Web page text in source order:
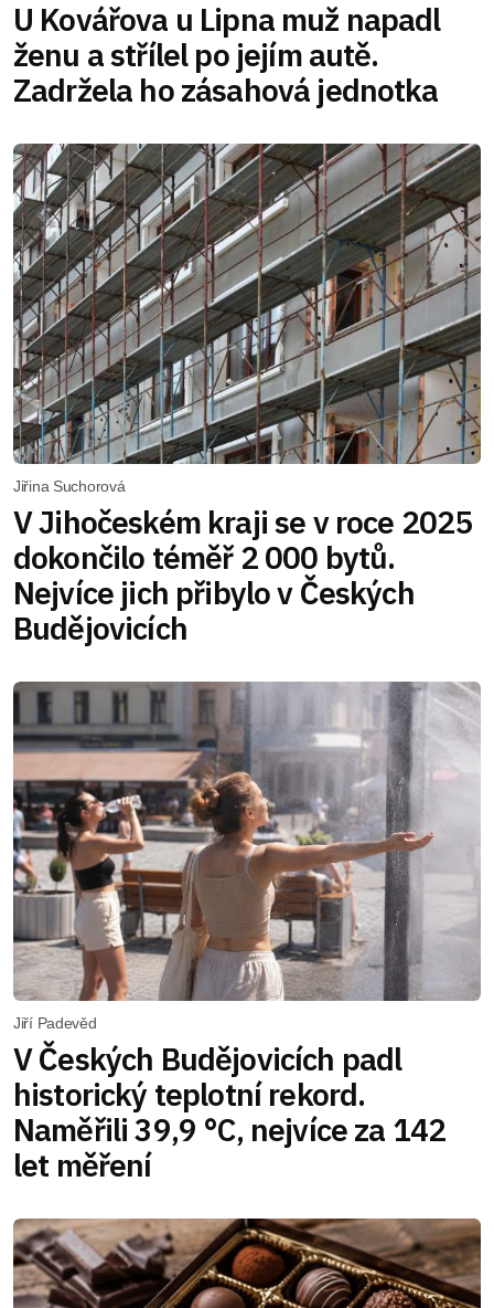
U Kovářova u Lipna muž napadl
ženu a střílel po jejím autě.
Zadržela ho zásahová jednotka
Jiřina Suchorová
V Jihočeském kraji se v roce 2025
dokončilo téměř 2 000 bytů.
Nejvíce jich přibylo v Českých
Budějovicích
Jiří Padevěd
V Českých Budějovicích padl
historický teplotní rekord.
Naměřili 39,9 °C, nejvíce za 142
let měření